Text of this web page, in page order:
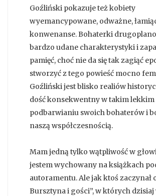
Goźliński pokazuje też kobiety
wyemancypowane, odważne,
konwenanse. Bohaterki
bardzo udane charakterystyki i
pamięć, choć nie da się tak zagiąć
stworzyć z tego powieść mocno
Goźliński jest blisko realiów
dość konsekwentny w takim lekkim
podbarwianiu swoich bohaterów i
naszą współczesnością.
Mam jedną tylko wątpliwość w
jestem wychowany na książkach
autoramentu. Ale jak ktoś zaczynał
Bursztyna i gości”, w których